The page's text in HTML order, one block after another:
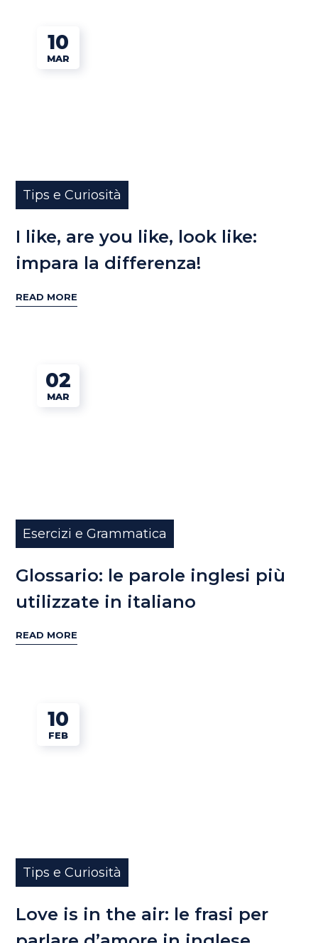
10
MAR
Tips e Curiosità
I like, are you like, look like:
impara la differenza!
READ MORE
02
MAR
Esercizi e Grammatica
Glossario: le parole inglesi più
utilizzate in italiano
READ MORE
10
FEB
Tips e Curiosità
Love is in the air: le frasi per